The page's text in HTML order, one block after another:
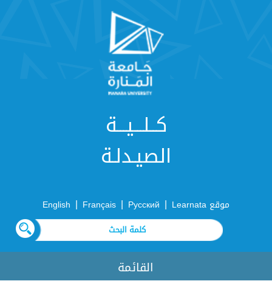
كــلـــيـــة
الصيـدلـة
موقع Learnata |
Русский
|
Français
|
English
القائمة